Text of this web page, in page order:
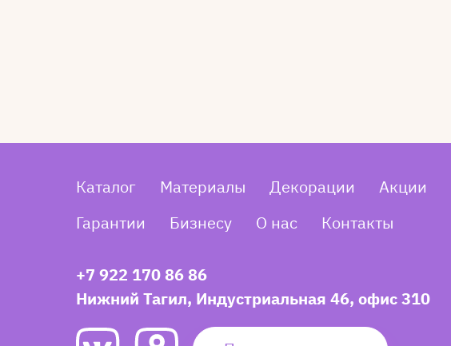
Каталог Материалы Декорации Акции
Гарантии
Бизнесу О нас Контакты
+7 922 170 86 86
Нижний Тагил, Индустриальная 46, офис 310